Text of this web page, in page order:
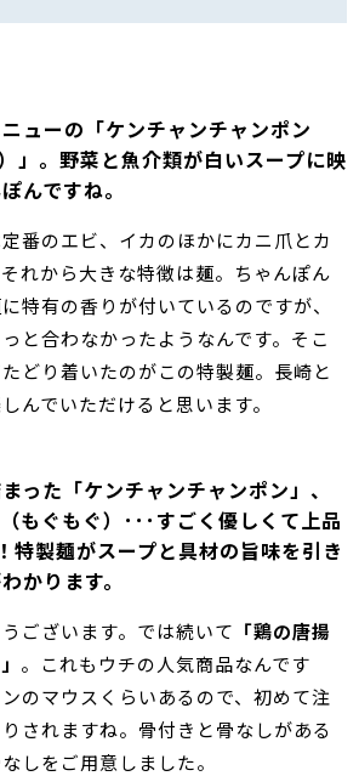
ューの「ケンチャンチャンポン
」。野菜と魚介類が白いスープに映
んですね。
番のエビ、イカのほかにカニ爪とカ
れから大きな特徴は麺。ちゃんぽん
特有の香りが付いているのですが、
と合わなかったようなんです。そこ
どり着いたのがこの特製麺。長崎と
んでいただけると思います。
った「ケンチャンチャンポン」、
もぐもぐ）･･･すごく優しくて上品
特製麺がスープと具材の旨味を引き
かります。
ございます。では続いて 「鶏の唐揚
。これもウチの人気商品なんです
のマウスくらいあるので、初めて注
されますね。骨付きと骨なしがある
しをご用意しました。